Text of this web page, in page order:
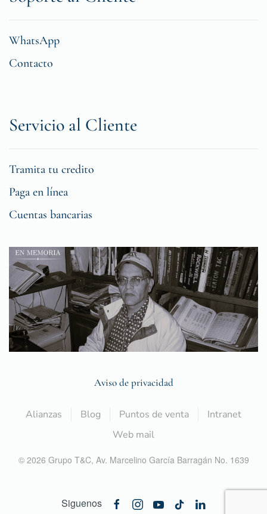
WhatsApp
Contacto
Servicio al Cliente
Tramita tu credito
Paga en línea
Cuentas bancarias
Aviso de privacidad
Alianzas Blog Puntos de venta
Intranet
Web mail
© 2026 Grupo T&C, Av. Marcelino García Barragán No. 1639
Siguenos